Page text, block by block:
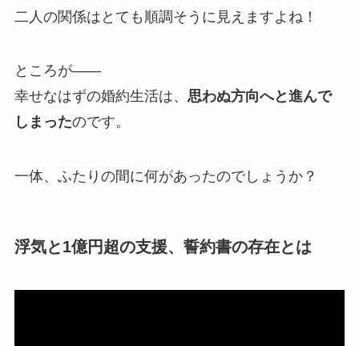
二人の関係はとても順調そうに見えますよね！
ところが――
幸せなはずの婚約生活は、 思わぬ方向へと進んで
しまったのです。
一体、ふたりの間に何があったのでしょうか？
浮気と1億円超の支援、誓約書の存在とは